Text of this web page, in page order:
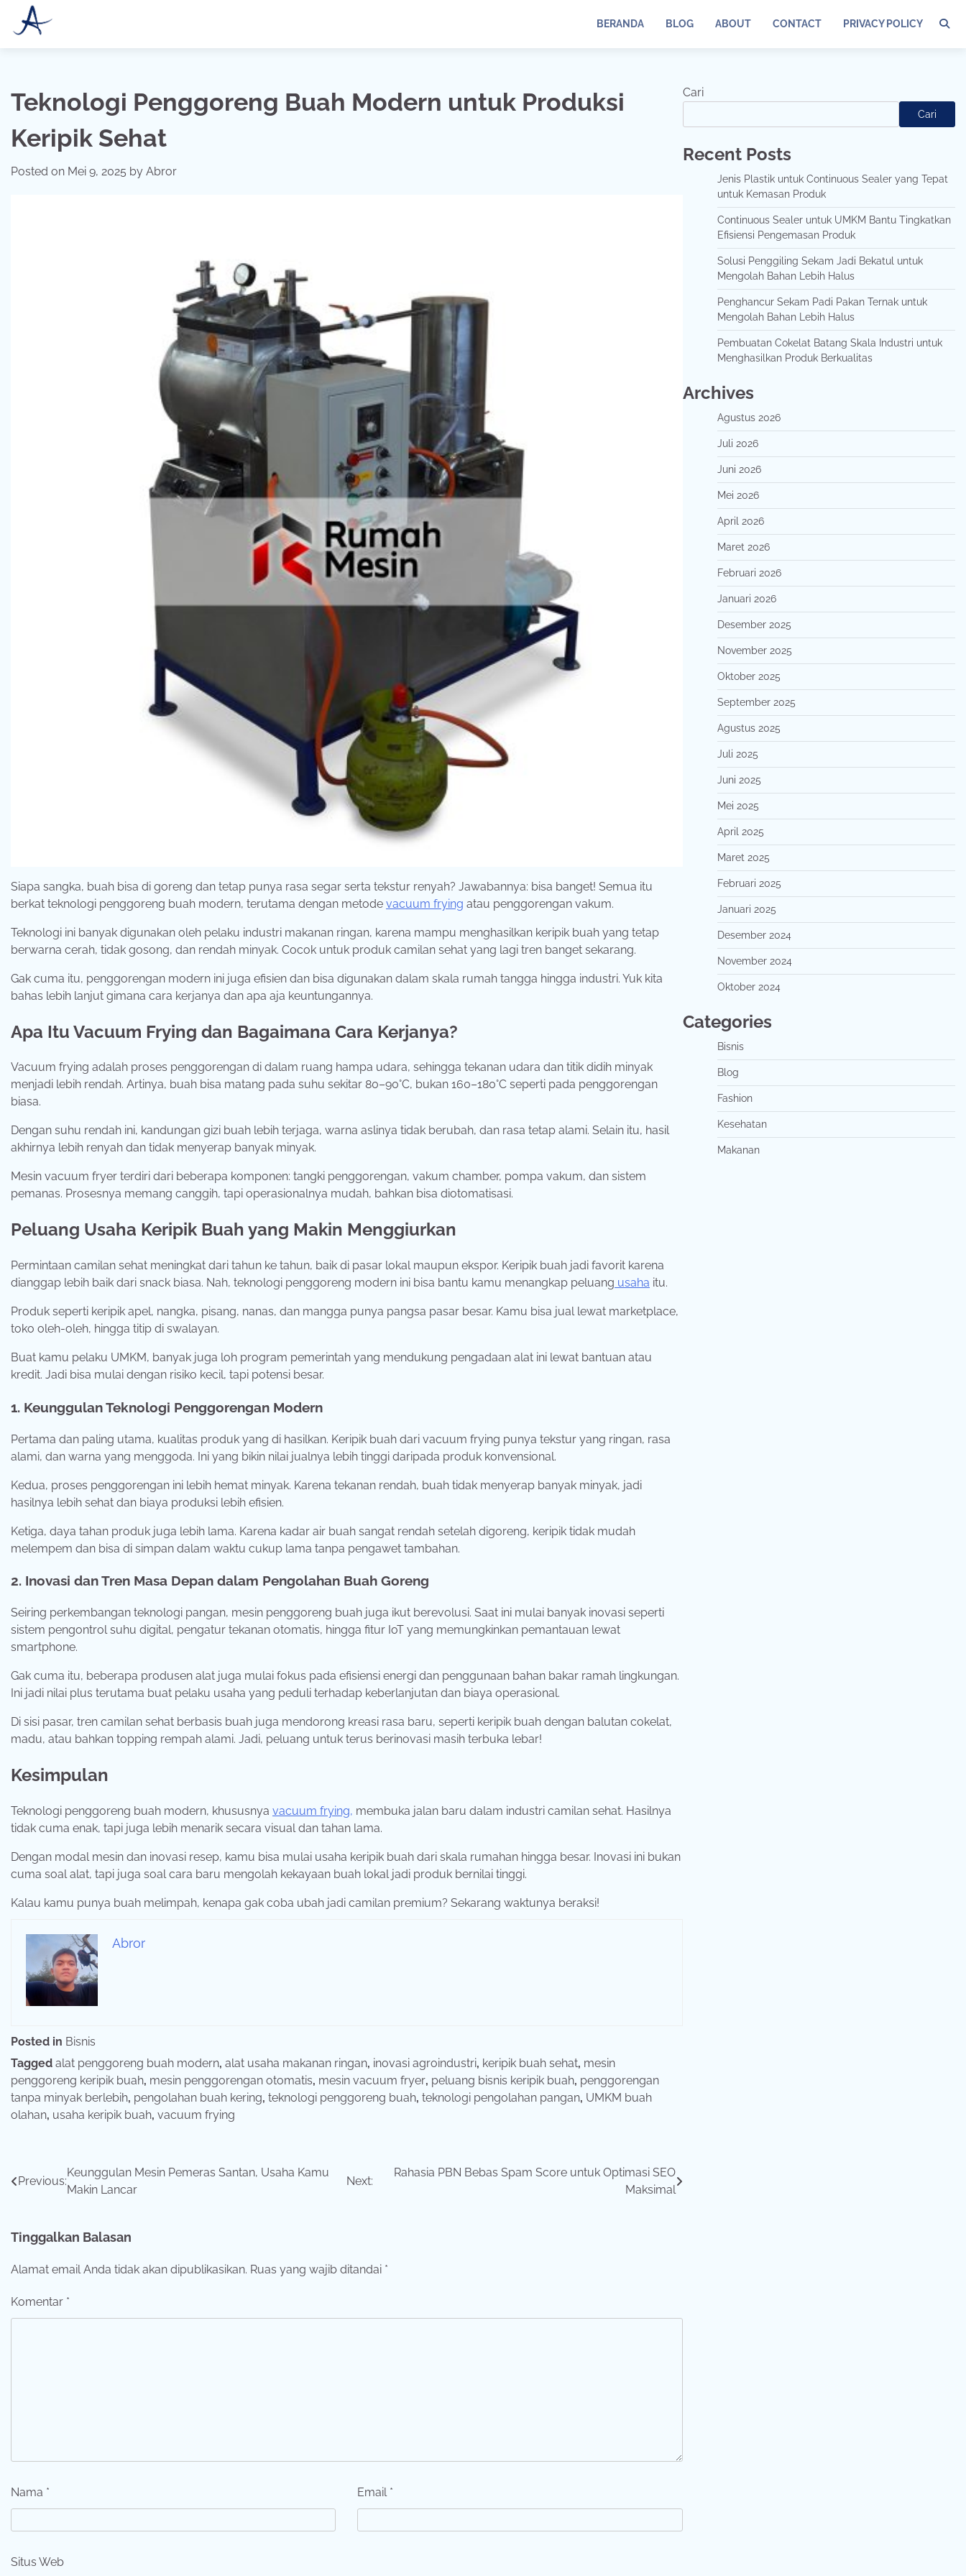
BERANDA BLOG ABOUT CONTACT PRIVACY POLICY
Teknologi Penggoreng Buah Modern untuk Produksi
Keripik Sehat
Posted on Mei 9, 2025 by Abror
Siapa sangka, buah bisa di goreng dan tetap punya rasa segar serta tekstur renyah? Jawabannya: bisa banget! Semua itu
berkat teknologi penggoreng buah modern, terutama dengan metode vacuum frying atau penggorengan vakum.
Teknologi ini banyak digunakan oleh pelaku industri makanan ringan, karena mampu menghasilkan keripik buah yang tetap
berwarna cerah, tidak gosong, dan rendah minyak. Cocok untuk produk camilan sehat yang lagi tren banget sekarang.
Gak cuma itu, penggorengan modern ini juga efisien dan bisa digunakan dalam skala rumah tangga hingga industri. Yuk kita
bahas lebih lanjut gimana cara kerjanya dan apa aja keuntungannya.
Apa Itu Vacuum Frying dan Bagaimana Cara Kerjanya?
Vacuum frying adalah proses penggorengan di dalam ruang hampa udara, sehingga tekanan udara dan titik didih minyak
menjadi lebih rendah. Artinya, buah bisa matang pada suhu sekitar 80–90°C, bukan 160–180°C seperti pada penggorengan
biasa.
Dengan suhu rendah ini, kandungan gizi buah lebih terjaga, warna aslinya tidak berubah, dan rasa tetap alami. Selain itu, hasil
akhirnya lebih renyah dan tidak menyerap banyak minyak.
Mesin vacuum fryer terdiri dari beberapa komponen: tangki penggorengan, vakum chamber, pompa vakum, dan sistem
pemanas. Prosesnya memang canggih, tapi operasionalnya mudah, bahkan bisa diotomatisasi.
Peluang Usaha Keripik Buah yang Makin Menggiurkan
Permintaan camilan sehat meningkat dari tahun ke tahun, baik di pasar lokal maupun ekspor. Keripik buah jadi favorit karena
dianggap lebih baik dari snack biasa. Nah, teknologi penggoreng modern ini bisa bantu kamu menangkap peluang usaha itu.
Produk seperti keripik apel, nangka, pisang, nanas, dan mangga punya pangsa pasar besar. Kamu bisa jual lewat marketplace,
toko oleh-oleh, hingga titip di swalayan.
Buat kamu pelaku UMKM, banyak juga loh program pemerintah yang mendukung pengadaan alat ini lewat bantuan atau
kredit. Jadi bisa mulai dengan risiko kecil, tapi potensi besar.
1. Keunggulan Teknologi Penggorengan Modern
Pertama dan paling utama, kualitas produk yang di hasilkan. Keripik buah dari vacuum frying punya tekstur yang ringan, rasa
alami, dan warna yang menggoda. Ini yang bikin nilai jualnya lebih tinggi daripada produk konvensional.
Kedua, proses penggorengan ini lebih hemat minyak. Karena tekanan rendah, buah tidak menyerap banyak minyak, jadi
hasilnya lebih sehat dan biaya produksi lebih efisien.
Ketiga, daya tahan produk juga lebih lama. Karena kadar air buah sangat rendah setelah digoreng, keripik tidak mudah
melempem dan bisa di simpan dalam waktu cukup lama tanpa pengawet tambahan.
2. Inovasi dan Tren Masa Depan dalam Pengolahan Buah Goreng
Seiring perkembangan teknologi pangan, mesin penggoreng buah juga ikut berevolusi. Saat ini mulai banyak inovasi seperti
sistem pengontrol suhu digital, pengatur tekanan otomatis, hingga fitur IoT yang memungkinkan pemantauan lewat
smartphone.
Gak cuma itu, beberapa produsen alat juga mulai fokus pada efisiensi energi dan penggunaan bahan bakar ramah lingkungan.
Ini jadi nilai plus terutama buat pelaku usaha yang peduli terhadap keberlanjutan dan biaya operasional.
Di sisi pasar, tren camilan sehat berbasis buah juga mendorong kreasi rasa baru, seperti keripik buah dengan balutan cokelat,
madu, atau bahkan topping rempah alami. Jadi, peluang untuk terus berinovasi masih terbuka lebar!
Kesimpulan
Teknologi penggoreng buah modern, khususnya vacuum frying, membuka jalan baru dalam industri camilan sehat. Hasilnya
tidak cuma enak, tapi juga lebih menarik secara visual dan tahan lama.
Dengan modal mesin dan inovasi resep, kamu bisa mulai usaha keripik buah dari skala rumahan hingga besar. Inovasi ini bukan
cuma soal alat, tapi juga soal cara baru mengolah kekayaan buah lokal jadi produk bernilai tinggi.
Kalau kamu punya buah melimpah, kenapa gak coba ubah jadi camilan premium? Sekarang waktunya beraksi!
Abror
Posted in Bisnis
Tagged alat penggoreng buah modern, alat usaha makanan ringan, inovasi agroindustri, keripik buah sehat, mesin
penggoreng keripik buah, mesin penggorengan otomatis, mesin vacuum fryer, peluang bisnis keripik buah, penggorengan
tanpa minyak berlebih, pengolahan buah kering, teknologi penggoreng buah, teknologi pengolahan pangan, UMKM buah
olahan, usaha keripik buah, vacuum frying
Navigasi
Previous:
Keunggulan Mesin Pemeras Santan, Usaha Kamu
Makin Lancar
Next:
Rahasia PBN Bebas Spam Score untuk Optimasi SEO
Maksimal
Tinggalkan Balasan
Alamat email Anda tidak akan dipublikasikan. Ruas yang wajib ditandai *
Komentar *
Nama * Email *
Situs Web
Cari
Cari
Recent Posts
Jenis Plastik untuk Continuous Sealer yang Tepat
untuk Kemasan Produk
Continuous Sealer untuk UMKM Bantu Tingkatkan
Efisiensi Pengemasan Produk
Solusi Penggiling Sekam Jadi Bekatul untuk
Mengolah Bahan Lebih Halus
Penghancur Sekam Padi Pakan Ternak untuk
Mengolah Bahan Lebih Halus
Pembuatan Cokelat Batang Skala Industri untuk
Menghasilkan Produk Berkualitas
Archives
Agustus 2026
Juli 2026
Juni 2026
Mei 2026
April 2026
Maret 2026
Februari 2026
Januari 2026
Desember 2025
November 2025
Oktober 2025
September 2025
Agustus 2025
Juli 2025
Juni 2025
Mei 2025
April 2025
Maret 2025
Februari 2025
Januari 2025
Desember 2024
November 2024
Oktober 2024
Categories
Bisnis
Blog
Fashion
Kesehatan
Makanan